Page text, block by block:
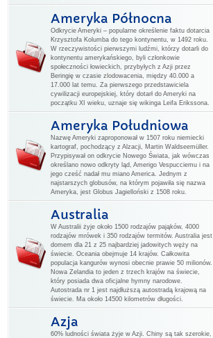
Ameryka Północna
Odkrycie Ameryki – popularne określenie faktu dotarcia
Krzysztofa Kolumba do tego kontynentu, w 1492 roku.
W rzeczywistości pierwszymi ludźmi, którzy dotarli do
kontynentu amerykańskiego, byli członkowie
społeczności łowieckich, przybyłych z Azji przez
Beringię w czasie zlodowacenia, między 40.000 a
17.000 lat temu. Za pierwszego przedstawiciela
cywilizacji europejskiej, który dotarł do Ameryki na
początku XI wieku, uznaje się wikinga Leifa Erikssona.
Ameryka Południowa
Nazwę Ameryki zaproponował w 1507 roku niemiecki
kartograf, pochodzący z Alzacji, Martin Waldseemüller.
Przypisywał on odkrycie Nowego Świata, jak wówczas
określano nowo odkryty ląd, Amerigo Vespucciemu i na
jego cześć nadał mu miano America. Jednym z
najstarszych globusów, na którym pojawiła się nazwa
Ameryka, jest Globus Jagielloński z 1508 roku.
Australia
W Australii żyje około 1500 rodzajów pająków, 4000
rodzajów mrówek i 350 rodzajów termitów. Australia jest
domem dla 21 z 25 najbardziej jadowitych węży na
świecie. Oceania obejmuje 14 krajów. Całkowita
populacja kangurów wynosi obecnie prawie 50 milionów.
Nowa Zelandia to jeden z trzech krajów na świecie,
który posiada dwa oficjalne hymny narodowe.
Autostrada nr 1 jest najdłuższą autostradą krajową na
świecie. Ma około 14500 kilometrów długości.
Azja
60% ludności świata żyje w Azji. Chiny są tak szerokie,